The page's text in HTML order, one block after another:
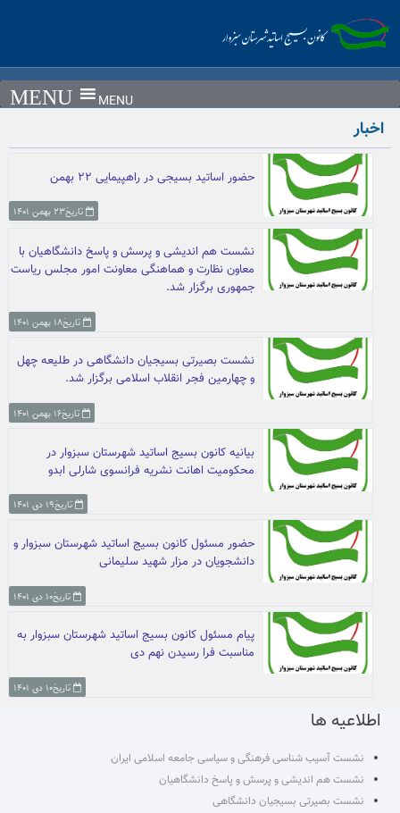
content
MENU
اخبار
حضور اساتید بسیجی در راهپیمایی ۲۲ بهمن
تاریخ۲۳ بهمن ۱۴۰۱
نشست هم اندیشی و پرسش و پاسخ دانشگاهیان با
معاون نظارت و هماهنگی معاونت امور مجلس ریاست
جمهوری برگزار شد.
تاریخ۱۸ بهمن ۱۴۰۱
نشست بصیرتی بسیجیان دانشگاهی در طلیعه چهل
و چهارمین فجر انقلاب اسلامی برگزار شد.
تاریخ۱۶ بهمن ۱۴۰۱
بیانیه کانون بسیج اساتید شهرستان سبزوار در
محکومیت اهانت نشریه فرانسوی شارلی ابدو
تاریخ۱۹ دی ۱۴۰۱
حضور مسئول کانون بسیج اساتید شهرستان سبزوار و
دانشجویان در مزار شهید سلیمانی
تاریخ۱۰ دی ۱۴۰۱
پیام مسئول کانون بسیج اساتید شهرستان سبزوار به
مناسبت فرا رسیدن نهم دی
تاریخ۱۰ دی ۱۴۰۱
اطلاعیه ها
نشست آسیب شناسی فرهنگی و سیاسی جامعه اسلامی ایران
نشست هم اندیشی و پرسش و پاسخ دانشگاهیان
نشست بصیرتی بسیجیان دانشگاهی